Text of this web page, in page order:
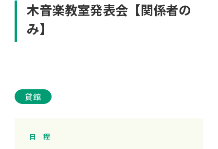
木音楽教室発表会【関係者の
み】
貸館
日 程